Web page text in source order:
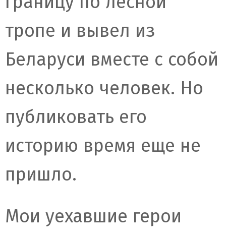
тропе и вывел из
Беларуси вместе с собой
несколько человек. Но
публиковать его
историю время еще не
пришло.
Мои уехавшие герои